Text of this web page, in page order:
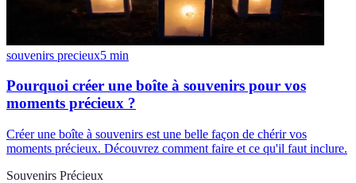
souvenirs precieux5 min
Pourquoi créer une boîte à souvenirs pour vos
moments précieux ?
Créer une boîte à souvenirs est une belle façon de chérir vos
moments précieux. Découvrez comment faire et ce qu'il faut inclure.
Souvenirs Précieux